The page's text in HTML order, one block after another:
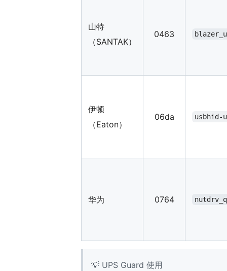
山特
（SANTAK）
0463
伊顿
（Eaton）
06da usbhid-
华为 0764
💡 UPS Guard 使用